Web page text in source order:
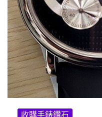
收購手錶鑽石